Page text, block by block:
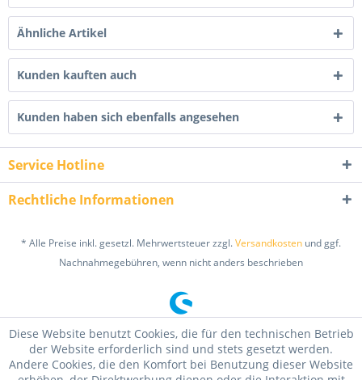
Ähnliche Artikel
Kunden kauften auch
Kunden haben sich ebenfalls angesehen
Service Hotline
Rechtliche Informationen
* Alle Preise inkl. gesetzl. Mehrwertsteuer zzgl.Versandkosten und ggf.
Nachnahmegebühren, wenn nicht anders beschrieben
Diese Website benutzt Cookies, die für den technischen Betrieb
der Website erforderlich sind und stets gesetzt werden.
Andere Cookies, die den Komfort bei Benutzung dieser Website